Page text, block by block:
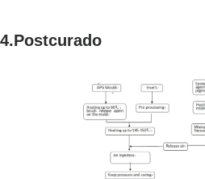
4.Postcurado